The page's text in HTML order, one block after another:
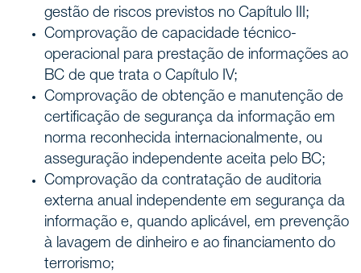
gestão de riscos previstos no Capítulo III;
Comprovação de capacidade técnico-
operacional para prestação de informações ao
BC de que trata o Capítulo IV;
Comprovação de obtenção e manutenção de
certificação de segurança da informação em
norma reconhecida internacionalmente, ou
asseguração independente aceita pelo BC;
Comprovação da contratação de auditoria
externa anual independente em segurança da
informação e, quando aplicável, em prevenção
à lavagem de dinheiro e ao financiamento do
terrorismo;